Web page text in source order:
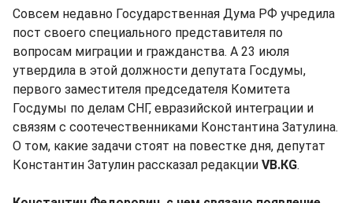
Совсем недавно Государственная Дума РФ учредила
пост своего специального представителя по
вопросам миграции и гражданства. А 23 июля
утвердила в этой должности депутата Госдумы,
первого заместителя председателя Комитета
Госдумы по делам СНГ, евразийской интеграции и
связям с соотечественниками Константина Затулина.
О том, какие задачи стоят на повестке дня, депутат
Константин Затулин рассказал редакции VB.КG.